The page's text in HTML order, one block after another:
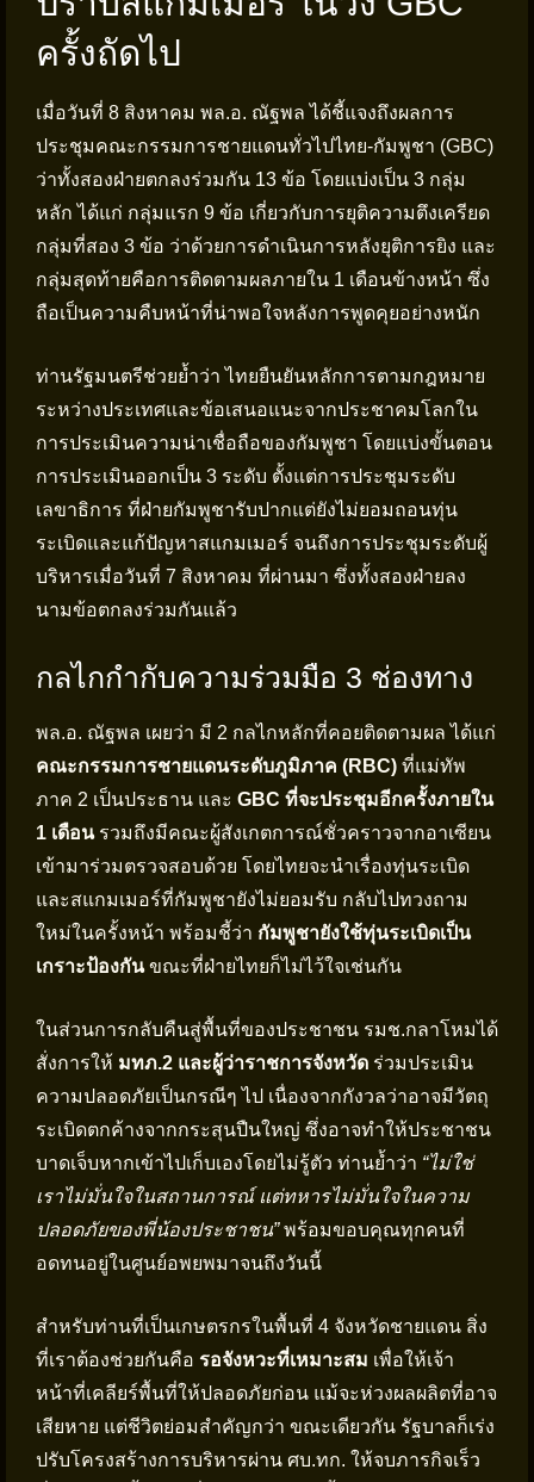
ครั้งถัดไป
เมื่อวันที่ 8 สิงหาคม พล.อ. ณัฐพล ได้ชี้แจงถึงผลการ
ประชุมคณะกรรมการชายแดนทั่วไปไทย-กัมพูชา (GBC)
ว่าทั้งสองฝ่ายตกลงร่วมกัน 13 ข้อ โดยแบ่งเป็น 3 กลุ่ม
หลัก ได้แก่ กลุ่มแรก 9 ข้อ เกี่ยวกับการยุติความตึงเครียด
กลุ่มที่สอง 3 ข้อ ว่าด้วยการดำเนินการหลังยุติการยิง และ
กลุ่มสุดท้ายคือการติดตามผลภายใน 1 เดือนข้างหน้า ซึ่ง
ถือเป็นความคืบหน้าที่น่าพอใจหลังการพูดคุยอย่างหนัก
ท่านรัฐมนตรีช่วยย้ำว่า ไทยยืนยันหลักการตามกฎหมาย
ระหว่างประเทศและข้อเสนอแนะจากประชาคมโลกใน
การประเมินความน่าเชื่อถือของกัมพูชา โดยแบ่งขั้นตอน
การประเมินออกเป็น 3 ระดับ ตั้งแต่การประชุมระดับ
เลขาธิการ ที่ฝ่ายกัมพูชารับปากแต่ยังไม่ยอมถอนทุ่น
ระเบิดและแก้ปัญหาสแกมเมอร์ จนถึงการประชุมระดับผู้
บริหารเมื่อวันที่ 7 สิงหาคม ที่ผ่านมา ซึ่งทั้งสองฝ่ายลง
นามข้อตกลงร่วมกันแล้ว
กลไกกำกับความร่วมมือ 3 ช่องทาง
พล.อ. ณัฐพล เผยว่า มี 2 กลไกหลักที่คอยติดตามผล ได้แก่
คณะกรรมการชายแดนระดับภูมิภาค (RBC) ที่แม่ทัพ
ภาค 2 เป็นประธาน และ GBC ที่จะประชุมอีกครั้งภายใน
1 เดือนรวมถึงมีคณะผู้สังเกตการณ์ชั่วคราวจากอาเซียน
เข้ามาร่วมตรวจสอบด้วย โดยไทยจะนำเรื่องทุ่นระเบิด
และสแกมเมอร์ที่กัมพูชายังไม่ยอมรับ กลับไปทวงถาม
ใหม่ในครั้งหน้า พร้อมชี้ว่า กัมพูชายังใช้ทุ่นระเบิดเป็น
เกราะป้องกันขณะที่ฝ่ายไทยก็ไม่ไว้ใจเช่นกัน
ในส่วนการกลับคืนสู่พื้นที่ของประชาชน รมช.กลาโหมได้
สั่งการให้ มทภ.2 และผู้ว่าราชการจังหวัด ร่วมประเมิน
ความปลอดภัยเป็นกรณีๆ ไป เนื่องจากกังวลว่าอาจมีวัตถุ
ระเบิดตกค้างจากกระสุนปืนใหญ่ ซึ่งอาจทำให้ประชาชน
บาดเจ็บหากเข้าไปเก็บเองโดยไม่รู้ตัว ท่านย้ำว่า “ไม่ใช่
เราไม่มั่นใจในสถานการณ์ แต่ทหารไม่มั่นใจในความ
ปลอดภัยของพี่น้องประชาชน”พร้อมขอบคุณทุกคนที่
อดทนอยู่ในศูนย์อพยพมาจนถึงวันนี้
สำหรับท่านที่เป็นเกษตรกรในพื้นที่ 4 จังหวัดชายแดน สิ่ง
ที่เราต้องช่วยกันคือ รอจังหวะที่เหมาะสม เพื่อให้เจ้า
หน้าที่เคลียร์พื้นที่ให้ปลอดภัยก่อน แม้จะห่วงผลผลิตที่อาจ
เสียหาย แต่ชีวิตย่อมสำคัญกว่า ขณะเดียวกัน รัฐบาลก็เร่ง
ปรับโครงสร้างการบริหารผ่าน ศบ.ทก. ให้จบภารกิจเร็ว